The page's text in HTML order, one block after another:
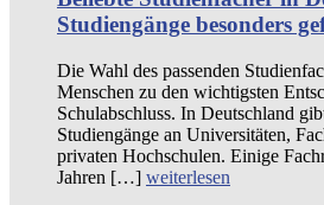
Studiengänge besonders
Die Wahl des passenden
Menschen zu den wichtigsten
Schulabschluss. In Deutschland
Studiengänge an Universitäten,
privaten Hochschulen. Einige
Jahren […] weiterlesen